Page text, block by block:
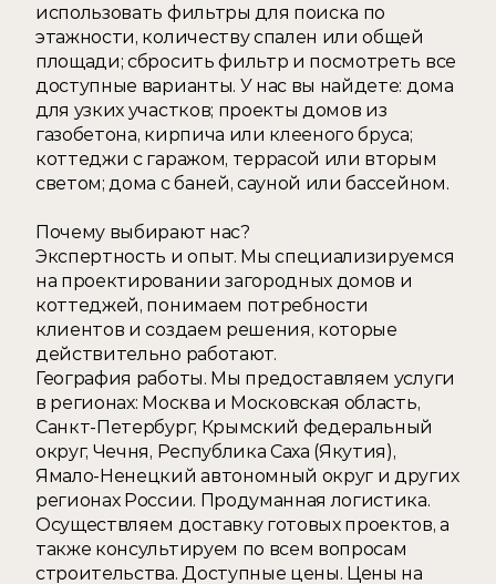
использовать фильтры для поиска по
этажности, количеству спален или общей
площади; сбросить фильтр и посмотреть все
доступные варианты. У нас вы найдете: дома
для узких участков; проекты домов из
газобетона, кирпича или клееного бруса;
коттеджи с гаражом, террасой или вторым
светом; дома с баней, сауной или бассейном.
Почему выбирают нас?
Экспертность и опыт. Мы специализируемся
на проектировании загородных домов и
коттеджей, понимаем потребности
клиентов и создаем решения, которые
действительно работают.
География работы. Мы предоставляем услуги
в регионах: Москва и Московская область,
Санкт-Петербург, Крымский федеральный
округ, Чечня, Республика Саха (Якутия),
Ямало-Ненецкий автономный округ и других
регионах России. Продуманная логистика.
Осуществляем доставку готовых проектов, а
также консультируем по всем вопросам
строительства. Доступные цены. Цены на